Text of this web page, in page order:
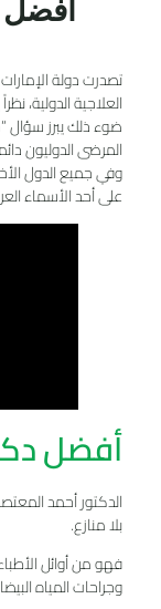
تصدرت دولة
العلاجية الدولية،
ضوء ذلك يبرز
المرضى الدوليون
وفي جميع الدول
على أحد الأسماء
أفضل
الدكتور أحمد
بلا منازع.
فهو من أوائل
وجراحات المياه